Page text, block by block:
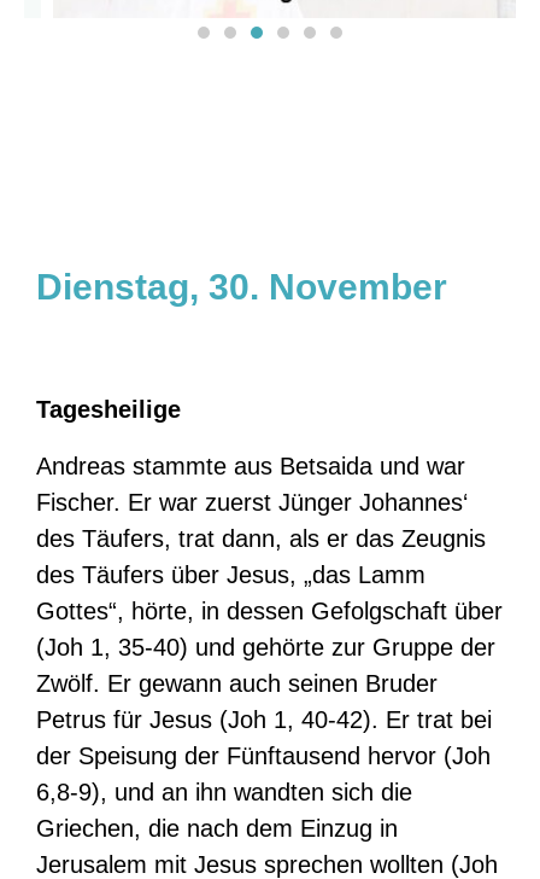
Dienstag, 30. November
Tagesheilige
Andreas stammte aus Betsaida und war
Fischer. Er war zuerst Jünger Johannes‘
des Täufers, trat dann, als er das Zeugnis
des Täufers über Jesus, „das Lamm
Gottes“, hörte, in dessen Gefolgschaft über
(Joh 1, 35-40) und gehörte zur Gruppe der
Zwölf. Er gewann auch seinen Bruder
Petrus für Jesus (Joh 1, 40-42). Er trat bei
der Speisung der Fünftausend hervor (Joh
6,8-9), und an ihn wandten sich die
Griechen, die nach dem Einzug in
Jerusalem mit Jesus sprechen wollten (Joh